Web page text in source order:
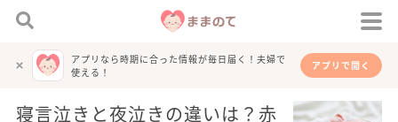
アプリなら時期に合った情報が毎日届く！夫婦で
使える！
アプリで開く
寝言泣きと夜泣きの違いは？赤